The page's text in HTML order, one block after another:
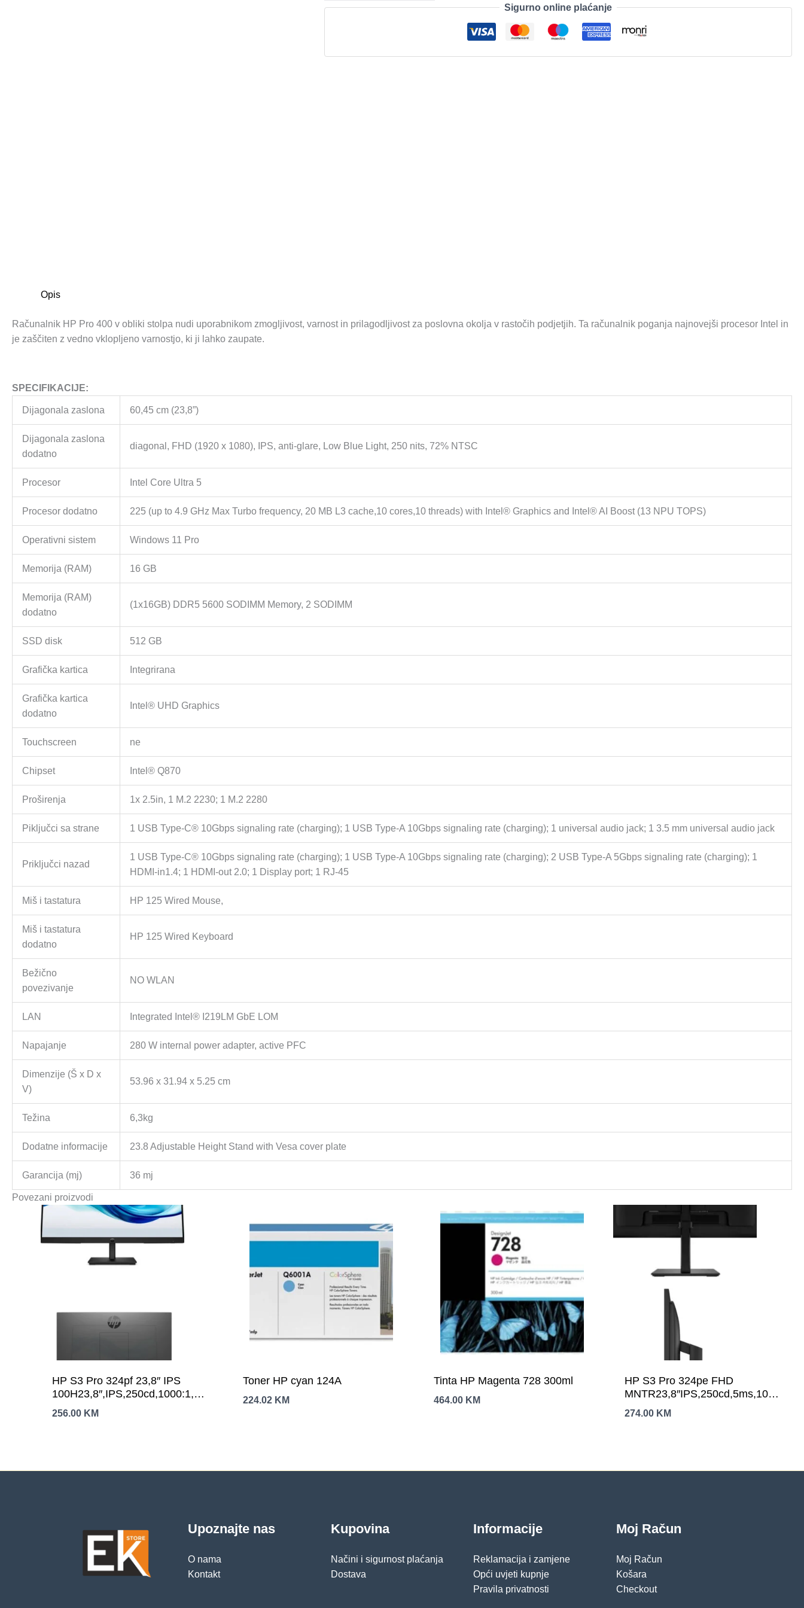
AiO
(B0BB2AV)
Sigurno online plaćanje
Opis
Računalnik HP Pro 400 v obliki stolpa nudi uporabnikom zmogljivost, varnost in prilagodljivost za poslovna okolja v rastočih podjetjih. Ta računalnik poganja najnovejši procesor Intel in
je zaščiten z vedno vklopljeno varnostjo, ki ji lahko zaupate.
SPECIFIKACIJE:
Dijagonala zaslona 60,45 cm (23,8”)
Dijagonala zaslona
dodatno
diagonal, FHD (1920 x 1080), IPS, anti-glare, Low Blue Light, 250 nits, 72% NTSC
Procesor Intel Core Ultra 5
Procesor dodatno 225 (up to 4.9 GHz Max Turbo frequency, 20 MB L3 cache,10 cores,10 threads) with Intel® Graphics and Intel® AI Boost (13 NPU TOPS)
Operativni sistem Windows 11 Pro
Memorija (RAM) 16 GB
Memorija (RAM)
dodatno
(1x16GB) DDR5 5600 SODIMM Memory, 2 SODIMM
SSD disk 512 GB
Grafička kartica Integrirana
Grafička kartica
dodatno
Intel® UHD Graphics
Touchscreen ne
Chipset Intel® Q870
Proširenja 1x 2.5in, 1 M.2 2230; 1 M.2 2280
Piključci sa strane 1 USB Type-C® 10Gbps signaling rate (charging); 1 USB Type-A 10Gbps signaling rate (charging); 1 universal audio jack; 1 3.5 mm universal audio jack
Priključci nazad
1 USB Type-C® 10Gbps signaling rate (charging); 1 USB Type-A 10Gbps signaling rate (charging); 2 USB Type-A 5Gbps signaling rate (charging); 1
HDMI-in1.4; 1 HDMI-out 2.0; 1 Display port; 1 RJ-45
Miš i tastatura HP 125 Wired Mouse,
Miš i tastatura
dodatno
HP 125 Wired Keyboard
Bežično
povezivanje
NO WLAN
LAN Integrated Intel® I219LM GbE LOM
Napajanje 280 W internal power adapter, active PFC
Dimenzije (Š x D x
V)
53.96 x 31.94 x 5.25 cm
Težina 6,3kg
Dodatne informacije 23.8 Adjustable Height Stand with Vesa cover plate
Garancija (mj) 36 mj
Povezani proizvodi
HP S3 Pro 324pf 23,8″ IPS
100H23,8″,IPS,250cd,1000:1,5ms,100Hz,VGA,HDMI,DP,3
godine garancije
256.00 KM
Toner HP cyan 124A
224.02 KM
Tinta HP Magenta 728 300ml
464.00 KM
HP S3 Pro 324pe FHD
Swivel
274.00 KM
Upoznajte nas
O nama
Kontakt
Kupovina
Načini i sigurnost plaćanja
Dostava
Informacije
Reklamacija i zamjene
Opći uvjeti kupnje
Pravila privatnosti
Moj Račun
Moj Račun
Košara
Checkout